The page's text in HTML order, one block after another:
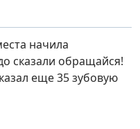
начила
сказали обращайся!
еще 35 зубовую